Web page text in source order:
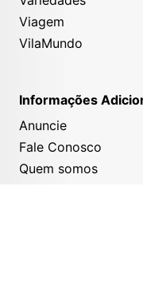
Viagem
VilaMundo
Informações
Anuncie
Fale Conosco
Quem somos